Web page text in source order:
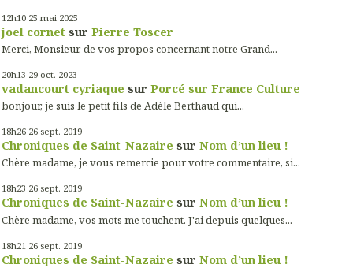
12h10 25 mai 2025
joel cornet sur Pierre Toscer
Merci, Monsieur, de vos propos concernant notre Grand...
20h13 29 oct. 2023
vadancourt cyriaque sur Porcé sur France Culture
bonjour, je suis le petit fils de Adèle Berthaud qui...
18h26 26 sept. 2019
Chroniques de Saint-Nazaire sur Nom d’un lieu !
Chère madame, je vous remercie pour votre commentaire, si...
18h23 26 sept. 2019
Chroniques de Saint-Nazaire sur Nom d’un lieu !
Chère madame, vos mots me touchent. J'ai depuis quelques...
18h21 26 sept. 2019
Chroniques de Saint-Nazaire sur Nom d’un lieu !